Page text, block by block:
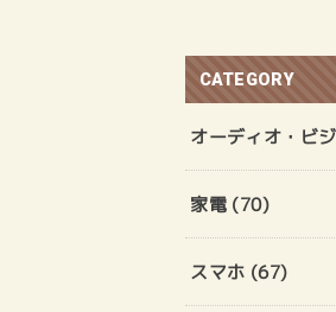
CATEGORY
オーディオ・ビ
家電 (70)
スマホ (67)